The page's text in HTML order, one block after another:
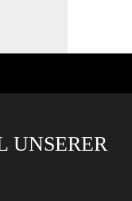
UNSERER